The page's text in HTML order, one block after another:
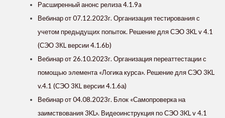
Расширенный анонс релиза 4.1.9a
Вебинар от 07.12.2023г. Организация тестирования с
учетом предыдущих попыток. Решение для СЭО 3KL v 4.1
(СЭО 3КL версии 4.1.6b)
Вебинар от 26.10.2023г. Организация переаттестации с
помощью элемента «Логика курса». Решение для СЭО 3KL
v.4.1 (СЭО 3КL версии 4.1.6а)
Вебинар от 04.08.2023г. Блок «‎Самопроверка на
заимствования 3KL»‎. Видеоинструкция по СЭО 3KL v 4.1